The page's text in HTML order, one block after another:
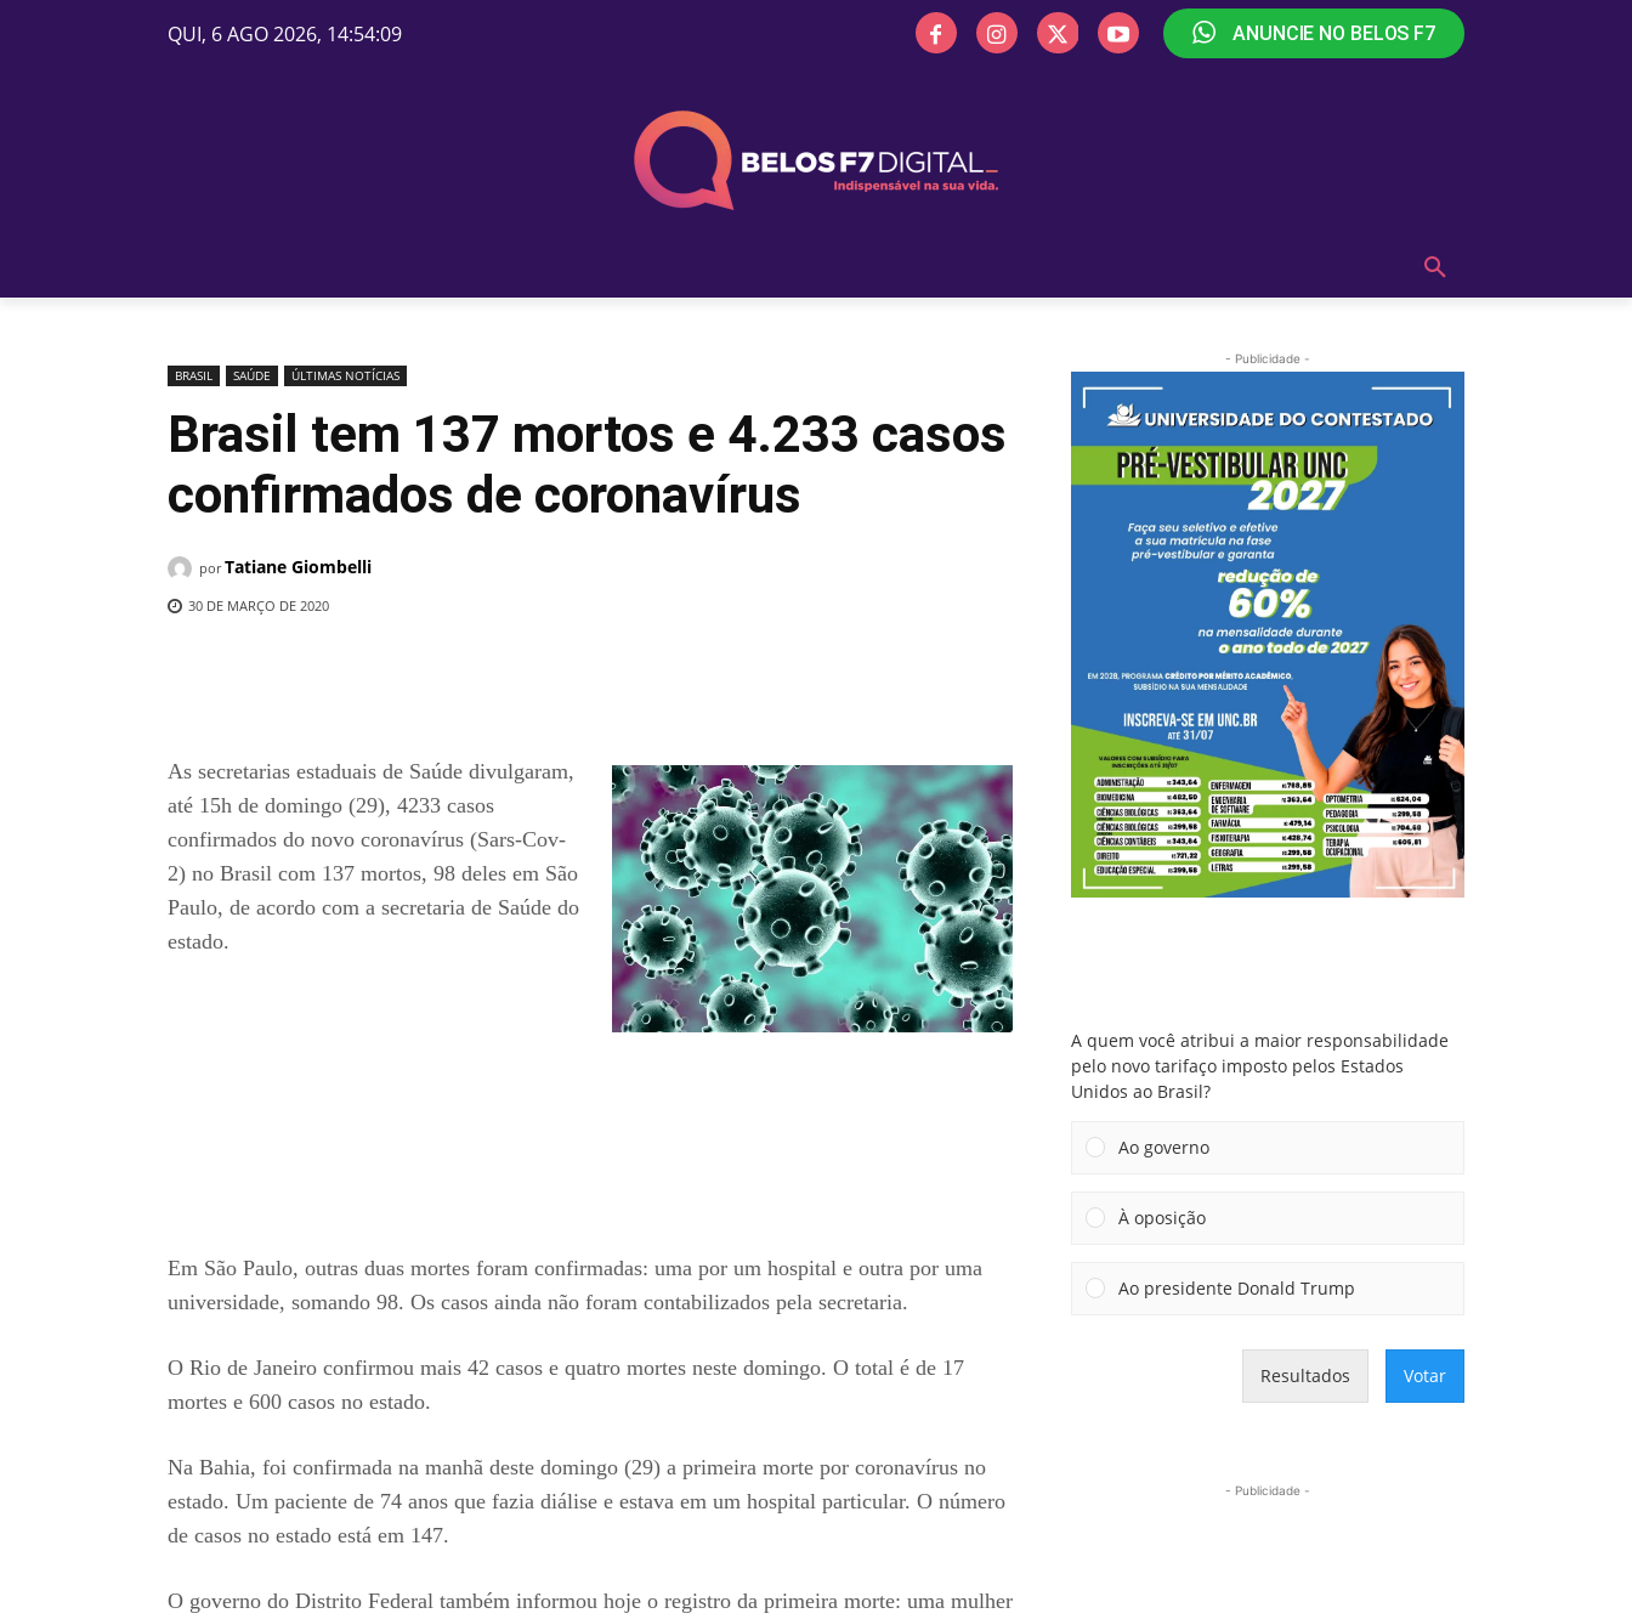
QUI, 6 AGO 2026, 14:54:09 ANUNCIE NO BELOS F7
BRASIL SAÚDE ÚLTIMAS NOTÍCIAS
Brasil tem 137 mortos e 4.233 casos
confirmados de coronavírus
por Tatiane Giombelli
30 DE MARÇO DE 2020
As secretarias estaduais de Saúde divulgaram,
até 15h de domingo (29), 4233 casos
confirmados do novo coronavírus (Sars-Cov-
2) no Brasil com 137 mortos, 98 deles em São
Paulo, de acordo com a secretaria de Saúde do
estado.
Em São Paulo, outras duas mortes foram confirmadas: uma por um hospital e outra por uma
universidade, somando 98. Os casos ainda não foram contabilizados pela secretaria.
O Rio de Janeiro confirmou mais 42 casos e quatro mortes neste domingo. O total é de 17
mortes e 600 casos no estado.
Na Bahia, foi confirmada na manhã deste domingo (29) a primeira morte por coronavírus no
estado. Um paciente de 74 anos que fazia diálise e estava em um hospital particular. O número
de casos no estado está em 147.
O governo do Distrito Federal também informou hoje o registro da primeira morte: uma mulher
- Publicidade -
A quem você atribui a maior responsabilidade
pelo novo tarifaço imposto pelos Estados
Unidos ao Brasil?
Ao governo
À oposição
Ao presidente Donald Trump
Resultados Votar
- Publicidade -